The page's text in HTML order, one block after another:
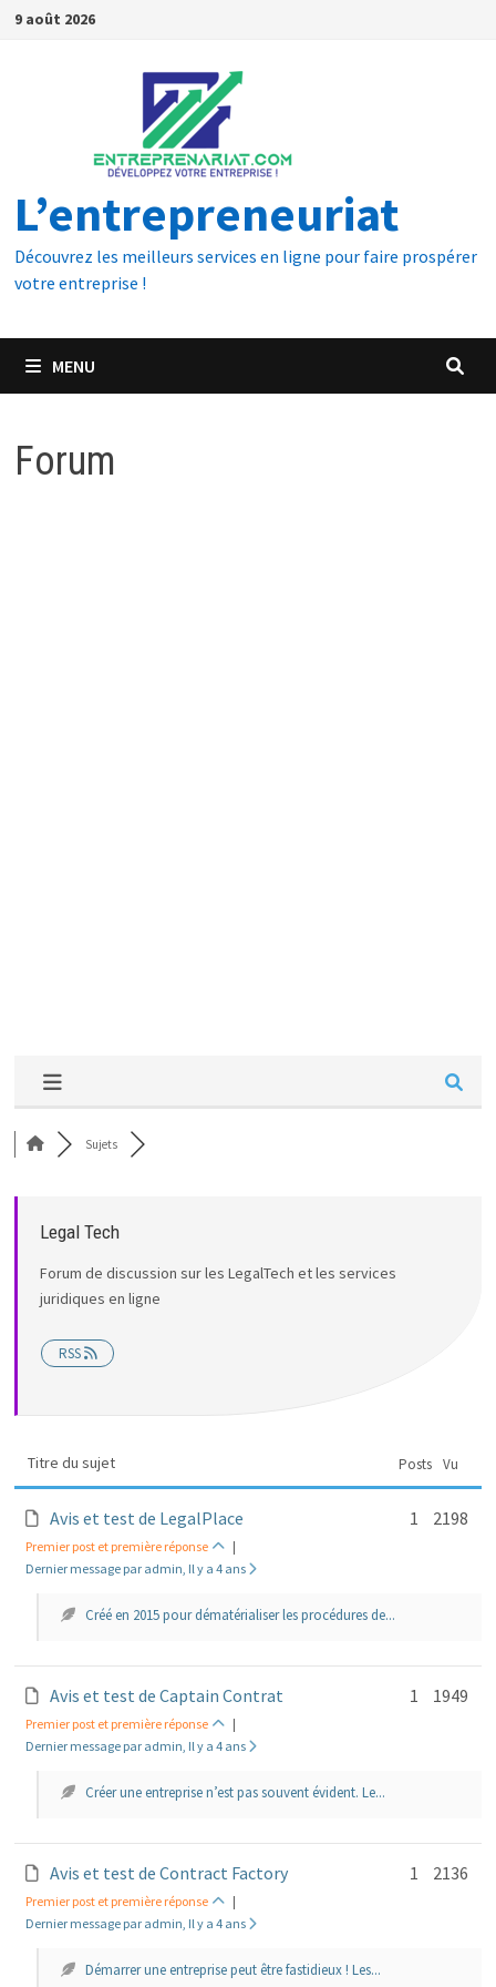
9 août 2026
L’entrepreneuriat
Découvrez les meilleurs services en ligne pour faire prospérer
votre entreprise !
MENU
Forum
Sujets
Legal Tech
Forum de discussion sur les LegalTech et les services
juridiques en ligne
RSS
Titre du sujet Vu
Posts
Avis et test de LegalPlace
Premier post et première réponse
|
Dernier message par admin, Il y a 4 ans
2198
1
Créé en 2015 pour dématérialiser les procédures de...
Avis et test de Captain Contrat
Premier post et première réponse
|
Dernier message par admin, Il y a 4 ans
1949
1
Créer une entreprise n’est pas souvent évident. Le...
Avis et test de Contract Factory
Premier post et première réponse
|
Dernier message par admin, Il y a 4 ans
2136
1
Démarrer une entreprise peut être fastidieux ! Les...